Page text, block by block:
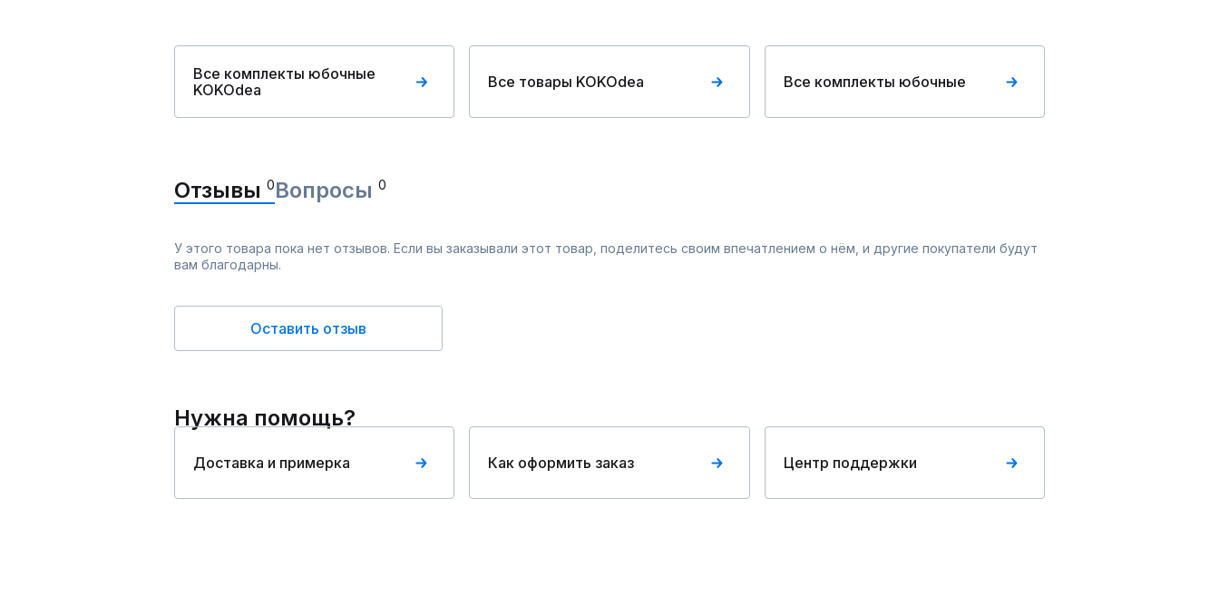
Все комплекты юбочные
KOKOdea
Все товары KOKOdea Все комплекты юбочные
Отзывы 0Вопросы 0
У этого товара пока нет отзывов. Если вы заказывали этот товар, поделитесь своим впечатлением о нём, и другие покупатели будут
вам благодарны.
Оставить отзыв
Нужна помощь?
Доставка и примерка Как оформить заказ Центр поддержки